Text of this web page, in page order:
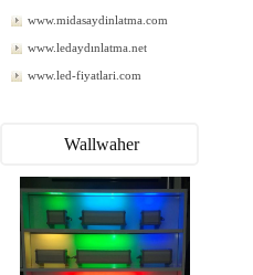
www.midasaydinlatma.com
www.ledaydınlatma.net
www.led-fiyatlari.com
Wallwaher